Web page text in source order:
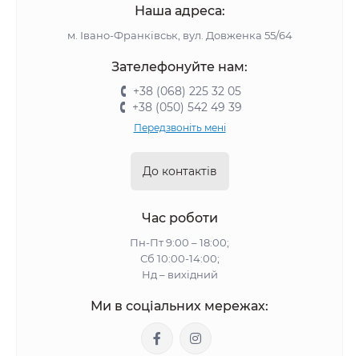
Наша адреса:
м. Івано-Франківськ, вул. Довженка 55/64
Зателефонуйте нам:
+38 (068) 225 32 05
+38 (050) 542 49 39
Передзвоніть мені
До контактів
Час роботи
Пн-Пт 9:00 – 18:00;
Сб 10:00-14:00;
Нд – вихідний
Ми в соціальних мережах: